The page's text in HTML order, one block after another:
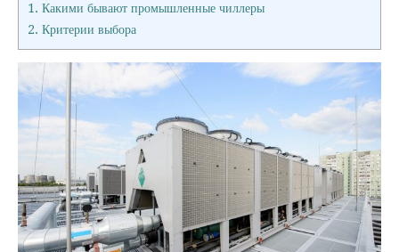
1. Какими бывают промышленные чиллеры
2. Критерии выбора